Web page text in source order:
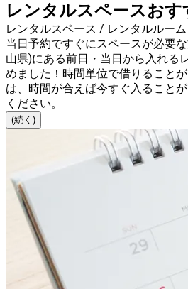
レンタルスペースおす
レンタルスペース / レンタルルーム
当日予約ですぐにスペースが必要
山県)にある前日・当日から入れる
めました！時間単位で借りること
は、時間が合えば今すぐ入ること
ください。
(続く)